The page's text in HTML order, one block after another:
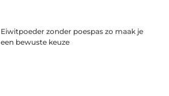
Eiwitpoeder zonder poespas zo maak je
een bewuste keuze